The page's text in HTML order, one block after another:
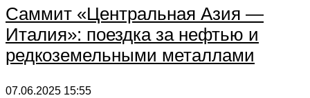
Саммит «Центральная Азия —
Италия»: поездка за нефтью и
редкоземельными металлами
07.06.2025 15:55